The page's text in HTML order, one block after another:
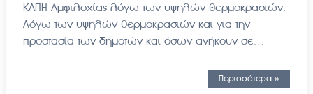
ΚΑΠΗ Αμφιλοχίας λόγω των υψηλών θερμοκρασιών.
Λόγω των υψηλών θερμοκρασιών και για την
προστασία των δημοτών και όσων ανήκουν σε…
Περισσότερα »